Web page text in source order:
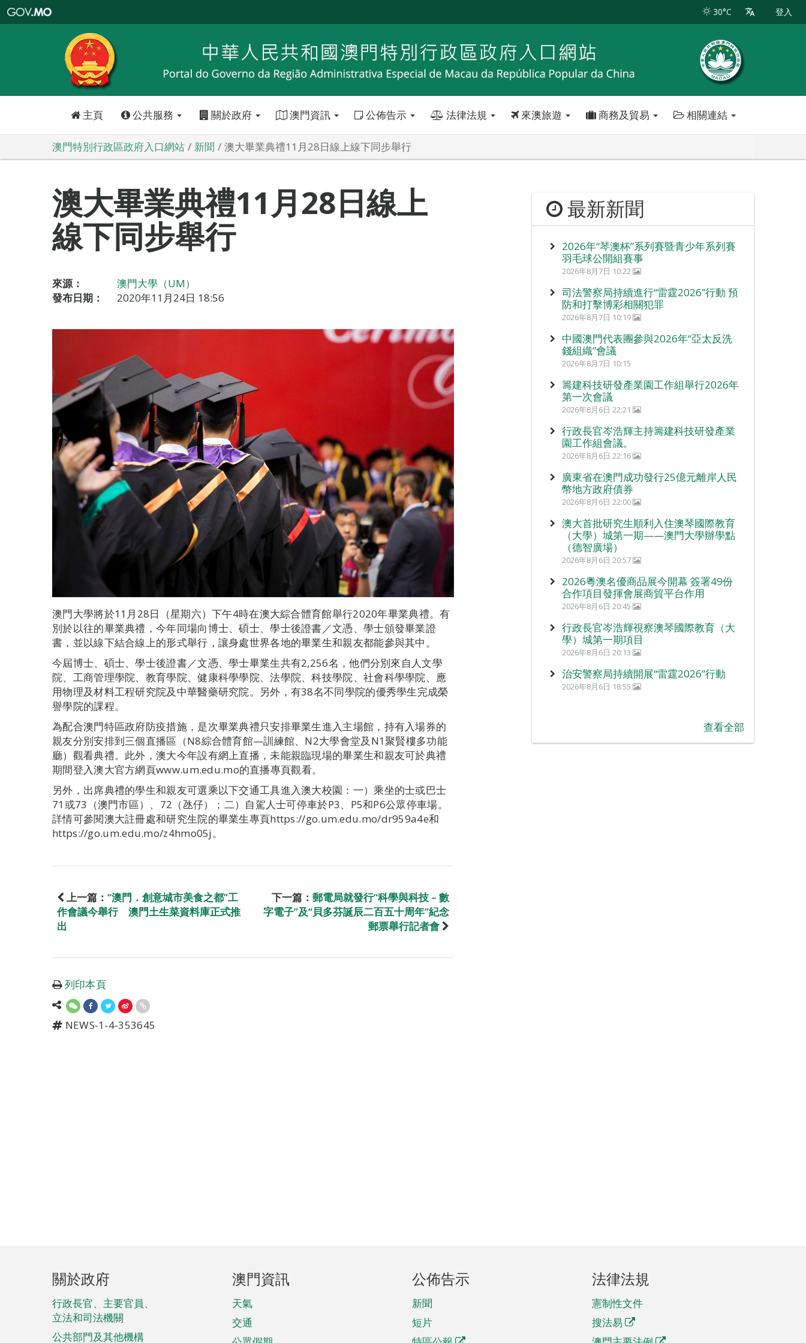
特
政
區
政
口
30°C 登入
主頁 公共服務 關於政府 澳門資訊 公佈告示 法律法規 來澳旅遊 商務及貿易 相關連結
澳門特別行政區政府入口網站 新聞 澳大畢業典禮11月28日線上線下同步舉行
澳大畢業典禮11月28日線上
線下同步舉行
來源：
澳門大學（UM）
發布日期：
2020年11月24日 18:56
澳門大學將於11月28日（星期六）下午4時在澳大綜合體育館舉行2020年畢業典禮。有
別於以往的畢業典禮，今年同場向博士、碩士、學士後證書／文憑、學士頒發畢業證
書，並以線下結合線上的形式舉行，讓身處世界各地的畢業生和親友都能參與其中。
今屆博士、碩士、學士後證書／文憑、學士畢業生共有2,256名，他們分別來自人文學
院、工商管理學院、教育學院、健康科學學院、法學院、科技學院、社會科學學院、應
用物理及材料工程研究院及中華醫藥研究院。另外，有38名不同學院的優秀學生完成榮
譽學院的課程。
為配合澳門特區政府防疫措施，是次畢業典禮只安排畢業生進入主場館，持有入場券的
親友分別安排到三個直播區（N8綜合體育館—訓練館、N2大學會堂及N1聚賢樓多功能
廳）觀看典禮。此外，澳大今年設有網上直播，未能親臨現場的畢業生和親友可於典禮
期間登入澳大官方網頁www.um.edu.mo的直播專頁觀看。
另外，出席典禮的學生和親友可選乘以下交通工具進入澳大校園：一）乘坐的士或巴士
71或73（澳門市區）、72（氹仔）；二）自駕人士可停車於P3、P5和P6公眾停車場。
詳情可參閱澳大註冊處和研究生院的畢業生專頁https://go.um.edu.mo/dr959a4e和
https://go.um.edu.mo/z4hmo05j。
上一篇： “澳門．創意城市美食之都”工
作會議今舉行 澳門土生菜資料庫正式推
出
下一篇： 郵電局就發行“科學與科技 – 數
字電子”及“貝多芬誕辰二百五十周年”紀念
郵票舉行記者會
列印本頁
NEWS-1-4-353645
最新新聞
2026年“琴澳杯”系列賽暨青少年系列賽
羽毛球公開組賽事
2026年8月7日 10:22
司法警察局持續進行“雷霆2026”行動 預
防和打擊博彩相關犯罪
2026年8月7日 10:19
中國澳門代表團參與2026年“亞太反洗
錢組織”會議
2026年8月7日 10:15
籌建科技研發產業園工作組舉行2026年
第一次會議
2026年8月6日 22:21
行政長官岑浩輝主持籌建科技研發產業
園工作組會議。
2026年8月6日 22:16
廣東省在澳門成功發行25億元離岸人民
幣地方政府債券
2026年8月6日 22:00
澳大首批研究生順利入住澳琴國際教育
（大學）城第一期——澳門大學辦學點
（德智廣場）
2026年8月6日 20:57
2026粵澳名優商品展今開幕 簽署49份
合作項目發揮會展商貿平台作用
2026年8月6日 20:45
行政長官岑浩輝視察澳琴國際教育（大
學）城第一期項目
2026年8月6日 20:13
治安警察局持續開展“雷霆2026”行動
2026年8月6日 18:55
查看全部
頁
腳
菜
單
關於政府
行政長官、主要官員、
立法和司法機關
公共部門及其他機構
澳門資訊
天氣
交通
公佈告示
新聞
短片
法律法規
憲制性文件
搜法易